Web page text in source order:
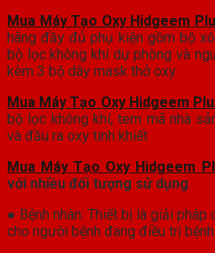
Mua Máy Tạo Oxy Hidgeem
hãng đầy đủ phụ kiện gồm bộ
bộ lọc không khí dự phòng và
kèm 3 bộ dây mask thở oxy
Mua Máy Tạo Oxy Hidgeem
bộ lọc không khí, tem mã nhà
và đầu ra oxy tinh khiết
Mua Máy Tạo Oxy Hidgeem
với nhiều đối tượng sử dụng
● Bệnh nhân: Thiết bị là giải
cho người bệnh đang điều trị